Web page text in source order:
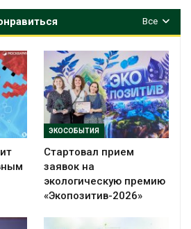
Все
ЭКОСОБЫТИЯ
Стартовал прием
заявок на
экологическую премию
«Экопозитив-2026»